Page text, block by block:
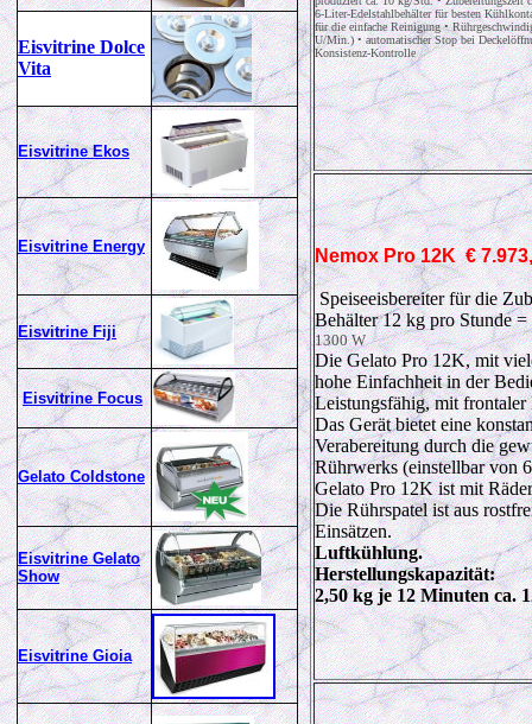
Eisvitrine Dolce
Vita
Eisvitrine Ekos
Eisvitrine Energy
Eisvitrine Fiji
Eisvitrine Focus
Gelato Coldstone
Eisvitrine Gelato
Show
Eisvitrine Gioia
6-Liter-Edelstahlbehälter für besten
für die einfache Reinigung •
U/Min.) • automatischer Stop bei
Konsistenz-Kontrolle
NemoxPro 12K €
Speiseeisbereiter für die
Behälter 12 kg pro Stunde
1300 W
Die Gelato Pro 12K, mit
hohe Einfachheit in der
Leistungsfähig, mit frontaler
Das Gerät bietet eine
Verabereitung durch die
Rührwerks (einstellbar von
Gelato Pro 12K ist mit
Die Rührspatel ist aus
Einsätzen.
Luftkühlung.
Herstellungskapazität:
2,50 kg je 12 Minuten ca.